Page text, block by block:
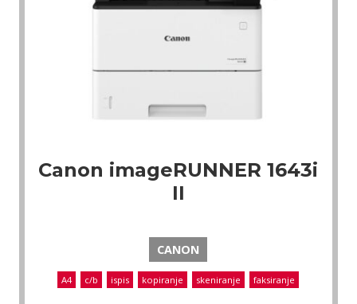
Canon imageRUNNER 1643i
II
CANON
A4 c/b ispis kopiranje skeniranje faksiranje